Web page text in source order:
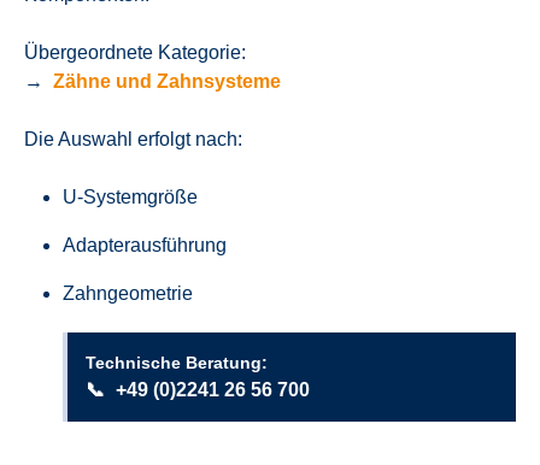
Übergeordnete Kategorie:
→ Zähne und Zahnsysteme
Die Auswahl erfolgt nach:
U-Systemgröße
Adapterausführung
Zahngeometrie
Technische Beratung:
📞 +49 (0)2241 26 56 700